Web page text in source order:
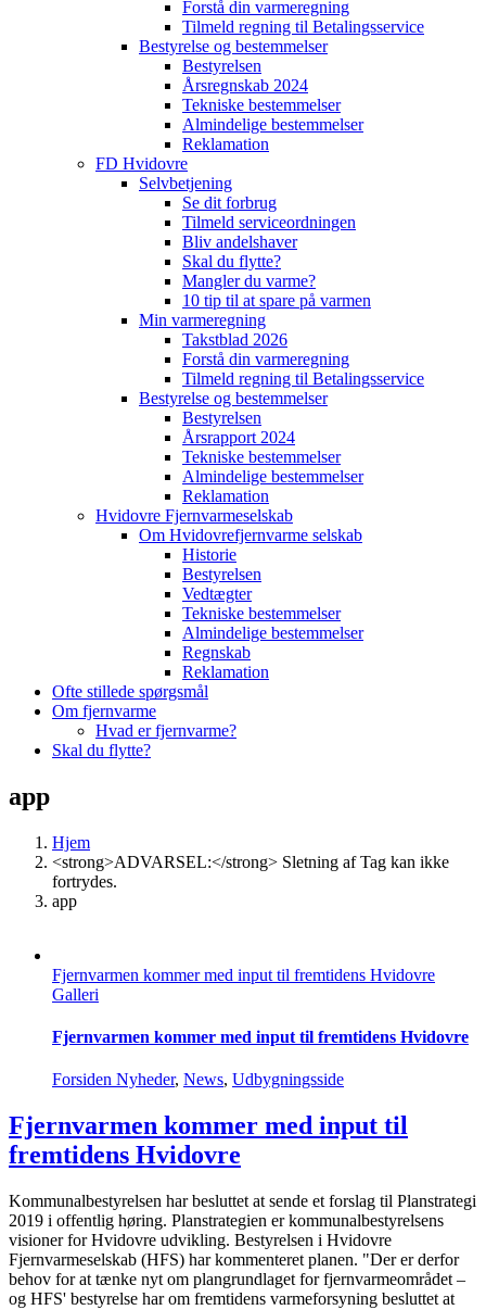
Forstå din varmeregning
Tilmeld regning til Betalingsservice
Bestyrelse og bestemmelser
Bestyrelsen
Årsregnskab 2024
Tekniske bestemmelser
Almindelige bestemmelser
Reklamation
FD Hvidovre
Selvbetjening
Se dit forbrug
Tilmeld serviceordningen
Bliv andelshaver
Skal du flytte?
Mangler du varme?
10 tip til at spare på varmen
Min varmeregning
Takstblad 2026
Forstå din varmeregning
Tilmeld regning til Betalingsservice
Bestyrelse og bestemmelser
Bestyrelsen
Årsrapport 2024
Tekniske bestemmelser
Almindelige bestemmelser
Reklamation
Hvidovre Fjernvarmeselskab
Om Hvidovrefjernvarme selskab
Historie
Bestyrelsen
Vedtægter
Tekniske bestemmelser
Almindelige bestemmelser
Regnskab
Reklamation
Ofte stillede spørgsmål
Om fjernvarme
Hvad er fjernvarme?
Skal du flytte?
app
Hjem
<strong>ADVARSEL:</strong> Sletning af Tag kan ikke
fortrydes.
app
Fjernvarmen kommer med input til fremtidens Hvidovre
Galleri
Fjernvarmen kommer med input til fremtidens Hvidovre
Forsiden Nyheder, News, Udbygningsside
Fjernvarmen kommer med input til
fremtidens Hvidovre
Kommunalbestyrelsen har besluttet at sende et forslag til Planstrategi
2019 i offentlig høring. Planstrategien er kommunalbestyrelsens
visioner for Hvidovre udvikling. Bestyrelsen i Hvidovre
Fjernvarmeselskab (HFS) har kommenteret planen. "Der er derfor
behov for at tænke nyt om plangrundlaget for fjernvarmeområdet –
og HFS' bestyrelse har om fremtidens varmeforsyning besluttet at